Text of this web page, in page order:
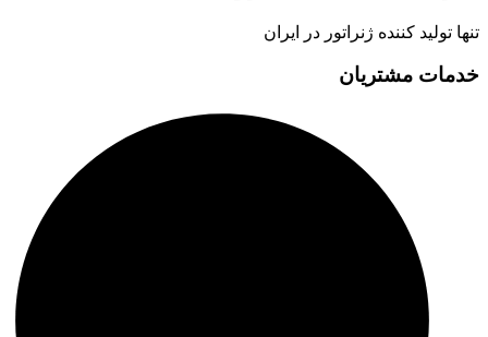
تنها تولید کننده ژنراتور در ایران
خدمات مشتریان